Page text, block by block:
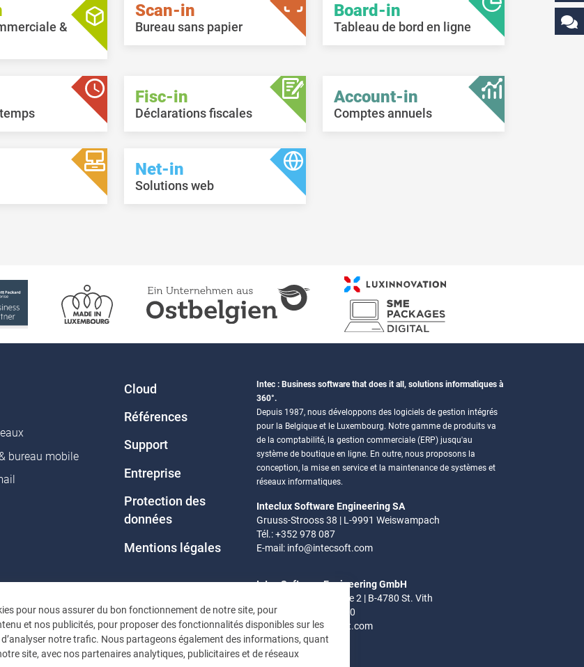
pour nous assurer du bon fonctionnement de notre site, pour
et nos publicités, pour proposer des fonctionnalités disponibles sur les
notre trafic. Nous partageons également des informations, quant
site, avec nos partenaires analytiques, publicitaires et de réseaux
&
Scan-in
Bureau sans papier
Board-in
Tableau de bord en ligne
Fisc-in
Déclarations fiscales
Account-in
Comptes annuels
Net-in
Solutions web
bureau mobile
Cloud
Références
Support
Entreprise
Protection des
données
Mentions légales
Intec : Business software that does it all, solutions informatiques à
360°.
Depuis 1987, nous développons des logiciels de gestion intégrés
pour la Belgique et le Luxembourg. Notre gamme de produits va
de la comptabilité, la gestion commerciale (ERP) jusqu'au
système de boutique en ligne. En outre, nous proposons la
conception, la mise en service et la maintenance de systèmes et
réseaux informatiques.
Inteclux Software Engineering SA
Gruuss-Strooss 38 | L-9991 Weiswampach
Tél.: +352 978 087
E-mail: info@intecsoft.com
Intec Software Engineering GmbH
Eifel-Ardennen Strasse 2 | B-4780 St. Vith
Tél.: +32 (0)80 280 080
E-mail:info@intecsoft.com